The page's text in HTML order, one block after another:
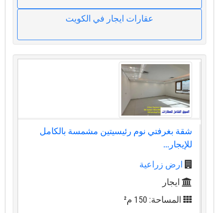
عقارات ايجار في الكويت
شقة بغرفتي نوم رئيسيتين مشمسة بالكامل
للإيجار...
ارض زراعية
ايجار
المساحة: 150 م²